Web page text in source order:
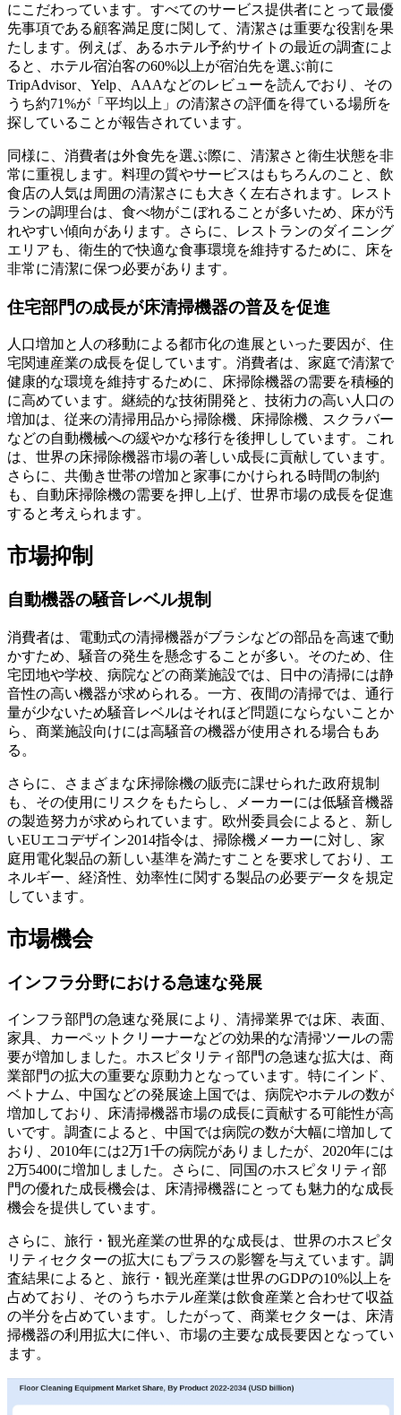
にこだわっています。すべてのサービス提供者にとって最優
先事項である顧客満足度に関して、清潔さは重要な役割を果
たします。例えば、あるホテル予約サイトの最近の調査によ
ると、ホテル宿泊客の60%以上が宿泊先を選ぶ前に
TripAdvisor、Yelp、AAAなどのレビューを読んでおり、その
うち約71%が「平均以上」の清潔さの評価を得ている場所を
探していることが報告されています。
同様に、消費者は外食先を選ぶ際に、清潔さと衛生状態を非
常に重視します。料理の質やサービスはもちろんのこと、飲
食店の人気は周囲の清潔さにも大きく左右されます。レスト
ランの調理台は、食べ物がこぼれることが多いため、床が汚
れやすい傾向があります。さらに、レストランのダイニング
エリアも、衛生的で快適な食事環境を維持するために、床を
非常に清潔に保つ必要があります。
住宅部門の成長が床清掃機器の普及を促進
人口増加と人の移動による都市化の進展といった要因が、住
宅関連産業の成長を促しています。消費者は、家庭で清潔で
健康的な環境を維持するために、床掃除機器の需要を積極的
に高めています。継続的な技術開発と、技術力の高い人口の
増加は、従来の清掃用品から掃除機、床掃除機、スクラバー
などの自動機械への緩やかな移行を後押ししています。これ
は、世界の床掃除機器市場の著しい成長に貢献しています。
さらに、共働き世帯の増加と家事にかけられる時間の制約
も、自動床掃除機の需要を押し上げ、世界市場の成長を促進
すると考えられます。
市場抑制
自動機器の騒音レベル規制
消費者は、電動式の清掃機器がブラシなどの部品を高速で動
かすため、騒音の発生を懸念することが多い。そのため、住
宅団地や学校、病院などの商業施設では、日中の清掃には静
音性の高い機器が求められる。一方、夜間の清掃では、通行
量が少ないため騒音レベルはそれほど問題にならないことか
ら、商業施設向けには高騒音の機器が使用される場合もあ
る。
さらに、さまざまな床掃除機の販売に課せられた政府規制
も、その使用にリスクをもたらし、メーカーには低騒音機器
の製造努力が求められています。欧州委員会によると、新し
いEUエコデザイン2014指令は、掃除機メーカーに対し、家
庭用電化製品の新しい基準を満たすことを要求しており、エ
ネルギー、経済性、効率性に関する製品の必要データを規定
しています。
市場機会
インフラ分野における急速な発展
インフラ部門の急速な発展により、清掃業界では床、表面、
家具、カーペットクリーナーなどの効果的な清掃ツールの需
要が増加しました。ホスピタリティ部門の急速な拡大は、商
業部門の拡大の重要な原動力となっています。特にインド、
ベトナム、中国などの発展途上国では、病院やホテルの数が
増加しており、床清掃機器市場の成長に貢献する可能性が高
いです。調査によると、中国では病院の数が大幅に増加して
おり、2010年には2万1千の病院がありましたが、2020年には
2万5400に増加しました。さらに、同国のホスピタリティ部
門の優れた成長機会は、床清掃機器にとっても魅力的な成長
機会を提供しています。
さらに、旅行・観光産業の世界的な成長は、世界のホスピタ
リティセクターの拡大にもプラスの影響を与えています。調
査結果によると、旅行・観光産業は世界のGDPの10%以上を
占めており、そのうちホテル産業は飲食産業と合わせて収益
の半分を占めています。したがって、商業セクターは、床清
掃機器の利用拡大に伴い、市場の主要な成長要因となってい
ます。